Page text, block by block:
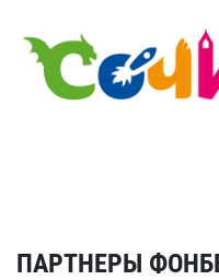
ПАРТНЕРЫ